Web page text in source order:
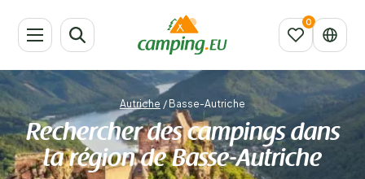
Autriche / Basse-Autriche
Rechercher des campings dans
la région de Basse-Autriche